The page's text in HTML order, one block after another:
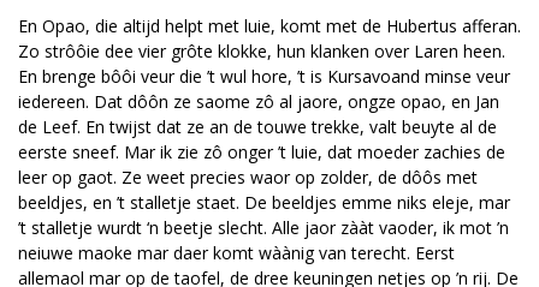
En Opao, die altijd helpt met luie, komt met de Hubertus afferan.
Zo strôôie dee vier grôte klokke, hun klanken over Laren heen.
En brenge bôôi veur die ’t wul hore, ’t is Kursavoand minse veur
iedereen. Dat dôôn ze saome zô al jaore, ongze opao, en Jan
de Leef. En twijst dat ze an de touwe trekke, valt beuyte al de
eerste sneef. Mar ik zie zô onger ’t luie, dat moeder zachies de
leer op gaot. Ze weet precies waor op zolder, de dôôs met
beeldjes, en ’t stalletje staet. De beeldjes emme niks eleje, mar
’t stalletje wurdt ‘n beetje slecht. Alle jaor zààt vaoder, ik mot ’n
neiuwe maoke mar daer komt wàànig van terecht. Eerst
allemaol mar op de taofel, de dree keuningen netjes op ’n rij. De